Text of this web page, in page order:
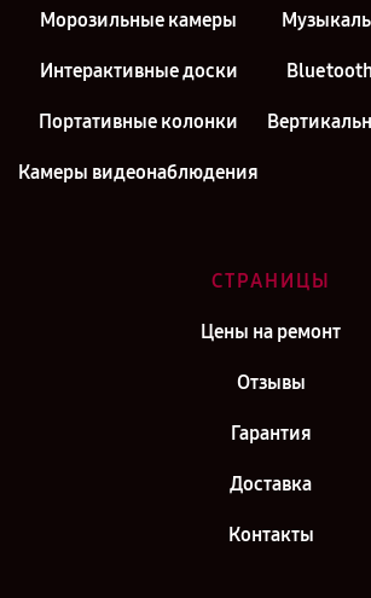
Морозильные камеры
Интерактивные доски
Портативные колонки
Камеры видеонаблюдения
СТРАНИЦЫ
Цены на ремонт
Отзывы
Гарантия
Доставка
Контакты